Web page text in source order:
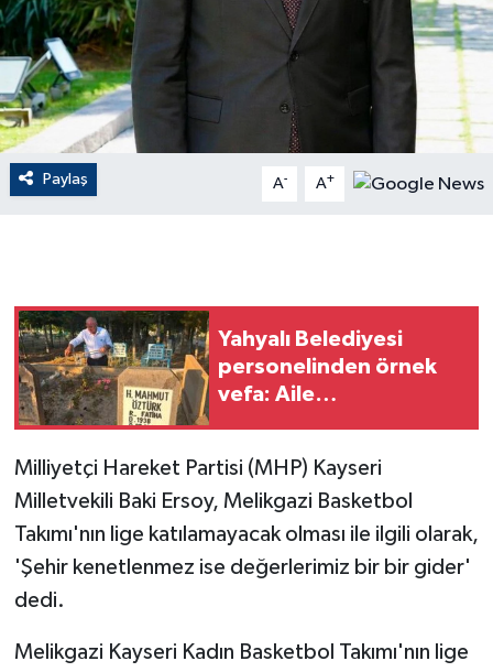
Paylaş A- A+
Yahyalı Belediyesi
personelinden örnek
vefa: Aile
ettiler
Milliyetçi Hareket Partisi (MHP) Kayseri
Milletvekili Baki Ersoy, Melikgazi Basketbol
Takımı'nın lige katılamayacak olması ile ilgili olarak,
'Şehir kenetlenmez ise değerlerimiz bir bir gider'
dedi.
Melikgazi Kayseri Kadın Basketbol Takımı'nın lige
EKONOMİ
English News
Finans
GENEL
GÜNDEM
HABERDE İNSAN
İNSAN
İş Dünyası
Jandarma